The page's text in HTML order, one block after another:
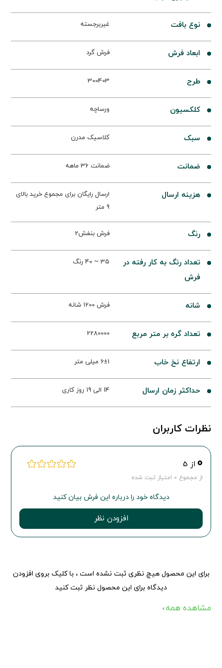
نوع بافت غیربرجسته
ابعاد فرش فرش گرد
طرح 300403
کلکسیون ورساچه
سبک کلاسیک مدرن
ضمانت ضمانت 36 ماهه
هزینه ارسال
ارسال رایگان برای مجموع خرید بالای
9 متر
رنگ فرش بنفش2
تعداد رنگ به کار رفته در
فرش
35 ~ 40 رنگ
شانه فرش 1200 شانه
تعداد گره بر متر مربع 2280000
ارتفاع نخ خاب 6±1 میلی متر
حداکثر زمان ارسال 14 الی 19 روز کاری
نظرات کاربران
0 از 5
از مجموع 0 امتیاز ثبت شده
دیدگاه خود را درباره این فرش بیان کنید
افزودن نظر
برای این محصول هیچ نظری ثبت نشده است ، با کلیک بروی افزودن
دیدگاه برای این محصول نظر ثبت کنید
مشاهده همه